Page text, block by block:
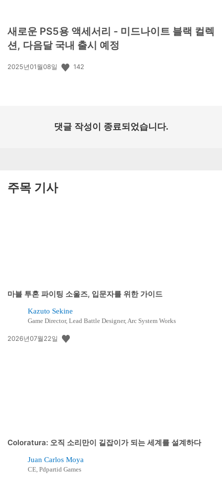
새로운 PS5용 액세서리 - 미드나이트 블랙 컬렉
션, 다음달 국내 출시 예정
공
2025년01월08일 142
댓글 작성이 종료되었습니다.
주목 기사
마블 투혼 파이팅 소울즈, 입문자를 위한 가이드
Kazuto Sekine
Game Director, Lead Battle Designer, Arc System Works
공
2026년07월22일
Coloratura: 오직 소리만이 길잡이가 되는 세계를 설계하다
Juan Carlos Moya
CE, Pdpartid Games